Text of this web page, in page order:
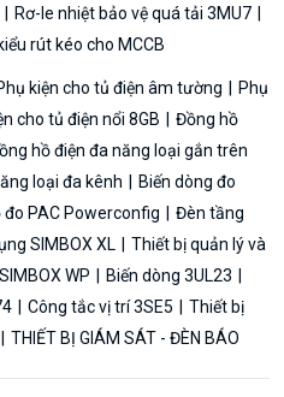
Rơ-le nhiệt bảo vệ quá tải 3MU7
rút kéo cho MCCB
kiện cho tủ điện âm tường
Phụ
cho tủ điện nổi 8GB
Đồng hồ
hồ điện đa năng loại gắn trên
loại đa kênh
Biến dòng đo
PAC Powerconfig
Đèn tầng
SIMBOX XL
Thiết bị quản lý và
WP
Biến dòng 3UL23
Công tắc vị trí 3SE5
Thiết bị
THIẾT BỊ GIÁM SÁT - ĐÈN BÁO